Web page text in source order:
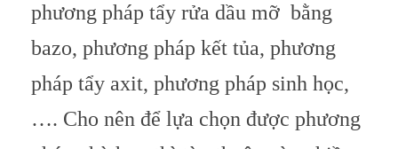
phương pháp tẩy rửa dầu mỡ bằng
bazo, phương pháp kết tủa, phương
pháp tẩy axit, phương pháp sinh học,
…. Cho nên để lựa chọn được phương